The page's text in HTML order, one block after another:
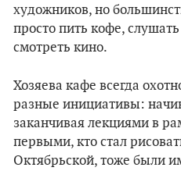
художников, но
просто пить кофе,
смотреть кино.
Хозяева кафе всегда
разные инициативы:
заканчивая лекциями в
первыми, кто стал
Октябрьской, тоже были